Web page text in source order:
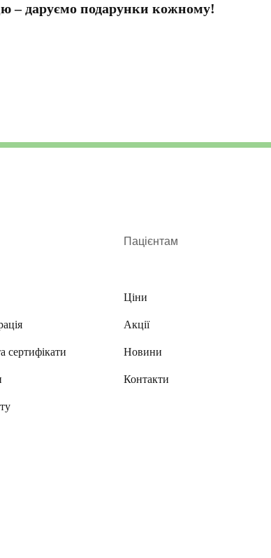
– даруємо подарунки кожному!
сертифікати
Пацієнтам
Ціни
Акції
Новини
Контакти